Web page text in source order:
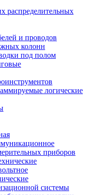
распределительных
и проводов
колонн
под полом
логические
приборов
системы